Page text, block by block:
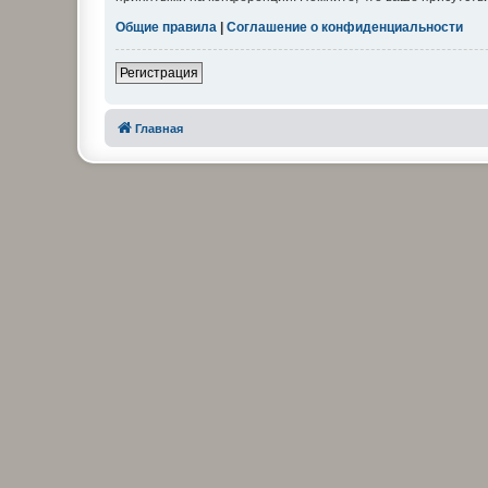
Общие правила | Соглашение о конфиденциальности
Регистрация
Главная